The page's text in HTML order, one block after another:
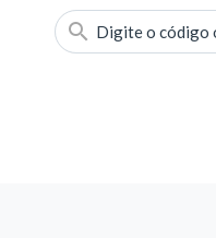
Digite o código